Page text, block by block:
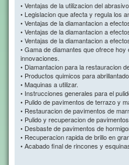
• Ventajas de la utilizacion del
• Legislacion que afecta y regula los
• Ventajas de la diamantacion a
• Ventajas de la diamantacion a
• Ventajas de la diamantacion a
• Gama de diamantes que ofrece
innovaciones.
• Diamantacion para la restauracion
• Productos quimicos para
• Maquinas a utilizar.
• Instrucciones generales para el
• Pulido de pavimentos de terrazo y
• Restauracion de pavimentos de
• Pulido y recuperacion de
• Desbaste de pavimentos de
• Recuperacion rapida de brillo en
• Acabado final de rincones y